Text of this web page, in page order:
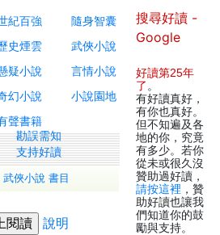
紀百強
隨身智囊
史煙雲
武俠小說
疑小說
言情小說
幻小說
小說園地
聲書籍
勘誤需知
支持好讀
武俠小說 書目
說明
搜尋好讀 -
Google
好讀第25年
了 。
有好讀真好，
有你也真好。
但不知遍及各
地的你，究竟
有多少。若你
從未或很久沒
贊助過好讀，
請按這裡 ，贊
助好讀也讓我
們知道你的鼓
勵與支持。